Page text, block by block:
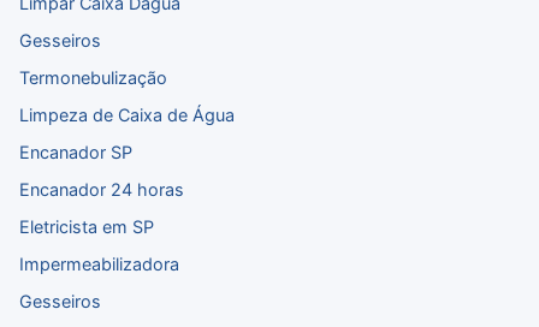
Gesseiros
Termonebulização
Limpeza de Caixa de Água
Encanador SP
Encanador 24 horas
Eletricista em SP
Impermeabilizadora
Gesseiros